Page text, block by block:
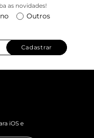
as novidades!
Outros
Cadastrar
iOS e